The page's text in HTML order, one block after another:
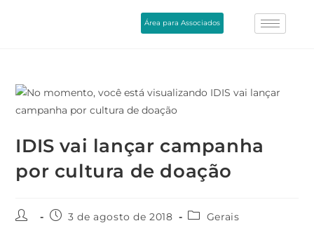
Área para Associados
IDIS vai lançar campanha
por cultura de doação
3 de agosto de 2018 Gerais